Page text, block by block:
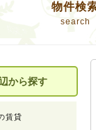
物件検
search
から探す
賃貸